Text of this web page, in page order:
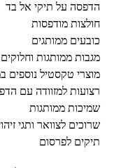
הדפסה על תיקי אל בד
חולצות מודפסות
כובעים ממותגים
מגבות ממותגות
מוצרי טקסטיל נוספים
רצועות למזוודה עם
שמיכות ממותגות
שרוכים לצוואר ותגי
תיקים לפרסום